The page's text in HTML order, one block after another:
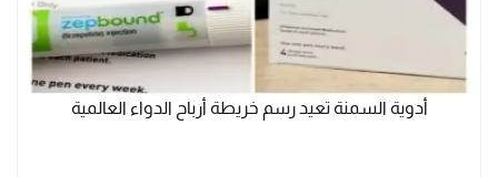
أدوية السمنة تعيد رسم خريطة أرباح الدواء العالمية